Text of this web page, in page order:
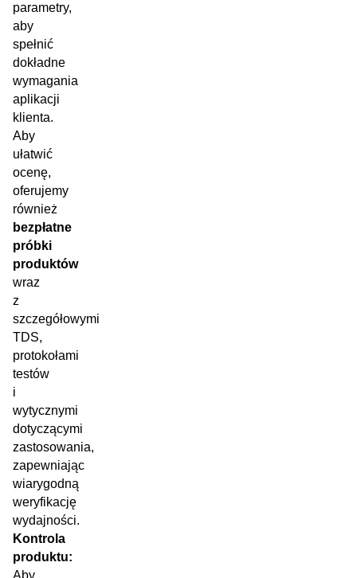
parametry,
aby
spełnić
dokładne
wymagania
aplikacji
klienta.
Aby
ułatwić
ocenę,
oferujemy
również
bezpłatne
próbki
produktów
wraz
z
szczegółowymi
TDS,
protokołami
testów
i
wytycznymi
dotyczącymi
zastosowania,
zapewniając
wiarygodną
weryfikację
wydajności.
Kontrola
produktu: